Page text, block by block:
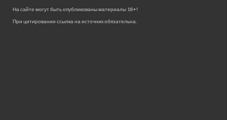
На сайте могут быть опубликованы материалы 18+!
При цитировании ссылка на источник обязательна.